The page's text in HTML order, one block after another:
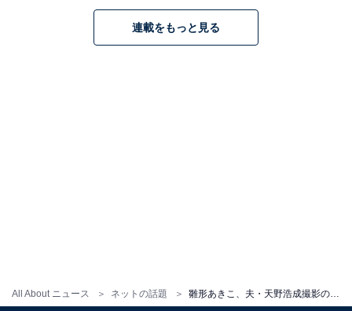
All About ニュース ネットの話題
連載をもっと見る